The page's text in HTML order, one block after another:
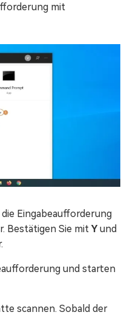
mit
Eingabeaufforderung
Bestätigen Sie mit Yund
und starten
scannen. Sobald der